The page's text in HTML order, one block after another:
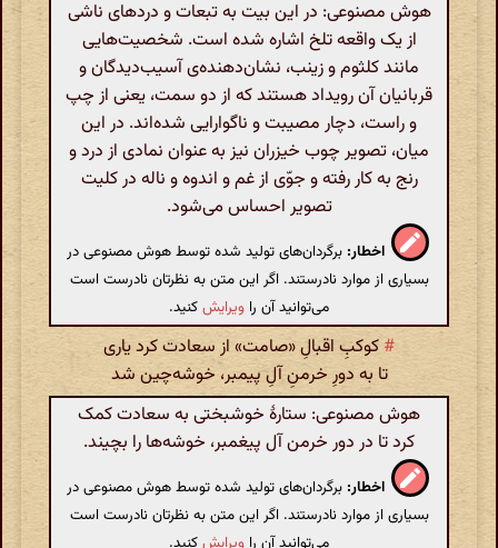
هوش مصنوعی: در این بیت به تبعات و دردهای ناشی
از یک واقعه تلخ اشاره شده است. شخصیت‌هایی
مانند کلثوم و زینب، نشان‌دهنده‌ی آسیب‌دیدگان و
قربانیان آن رویداد هستند که از دو سمت، یعنی از چپ
و راست، دچار مصیبت و ناگوارایی شده‌اند. در این
میان، تصویر چوب خیزران نیز به عنوان نمادی از درد و
رنج به کار رفته و جوّی از غم و اندوه و ناله در کلیت
تصویر احساس می‌شود.
اخطار: برگردان‌های تولید شده توسط هوش مصنوعی در
بسیاری از موارد نادرستند. اگر این متن به نظرتان نادرست است
می‌توانید آن را ویرایشکنید.
#کوکبِ اقبالِ «صامت» از سعادت کرد یاری
تا به دورِ خرمنِ آلِ پیمبر، خوشه‌چین شد
هوش مصنوعی: ستارهٔ خوشبختی به سعادت کمک
کرد تا در دور خرمن آل پیغمبر، خوشه‌ها را بچیند.
اخطار: برگردان‌های تولید شده توسط هوش مصنوعی در
بسیاری از موارد نادرستند. اگر این متن به نظرتان نادرست است
می‌توانید آن را ویرایشکنید.